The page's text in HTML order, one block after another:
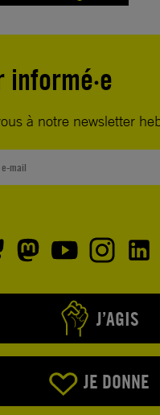
informé·e
à notre newsletter
J’AGIS
JE DONNE